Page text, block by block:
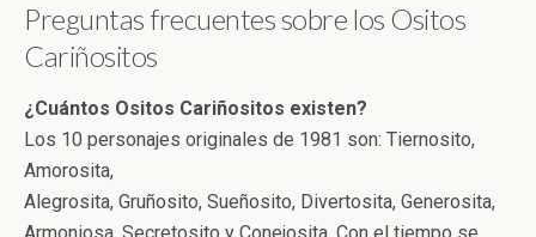
Preguntas frecuentes sobre los Ositos
Cariñositos
¿Cuántos Ositos Cariñositos existen?
Los 10 personajes originales de 1981 son: Tiernosito,
Amorosita,
Alegrosita, Gruñosito, Sueñosito, Divertosita, Generosita,